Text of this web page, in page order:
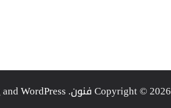
Copyright © 2026
. Powered by
andWordPress